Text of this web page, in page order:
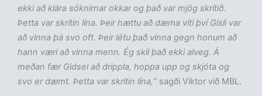
ekki að klára sóknirnar okkar og það var mjög skrítið.
Þetta var skrítin lína. Þeir hættu að dæma víti því Gísli var
að vinna þá svo oft. Þeir létu það vinna gegn honum að
hann væri að vinna menn. Ég skil það ekki alveg. Á
meðan fær Gidsel að drippla, hoppa upp og skjóta og
svo er dæmt. Þetta var skrítin lína,“ sagði Viktor við MBL.